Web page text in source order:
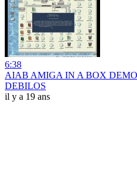
6:38
AIAB AMIGA IN A BOX
DEBILOS
il y a 19 ans